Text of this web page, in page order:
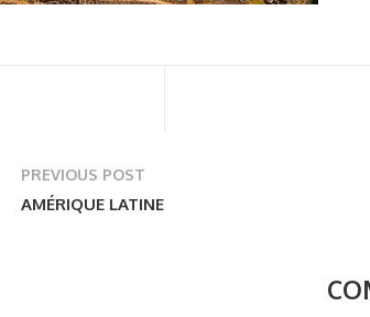
PREVIOUS POST
AMÉRIQUE LATINE